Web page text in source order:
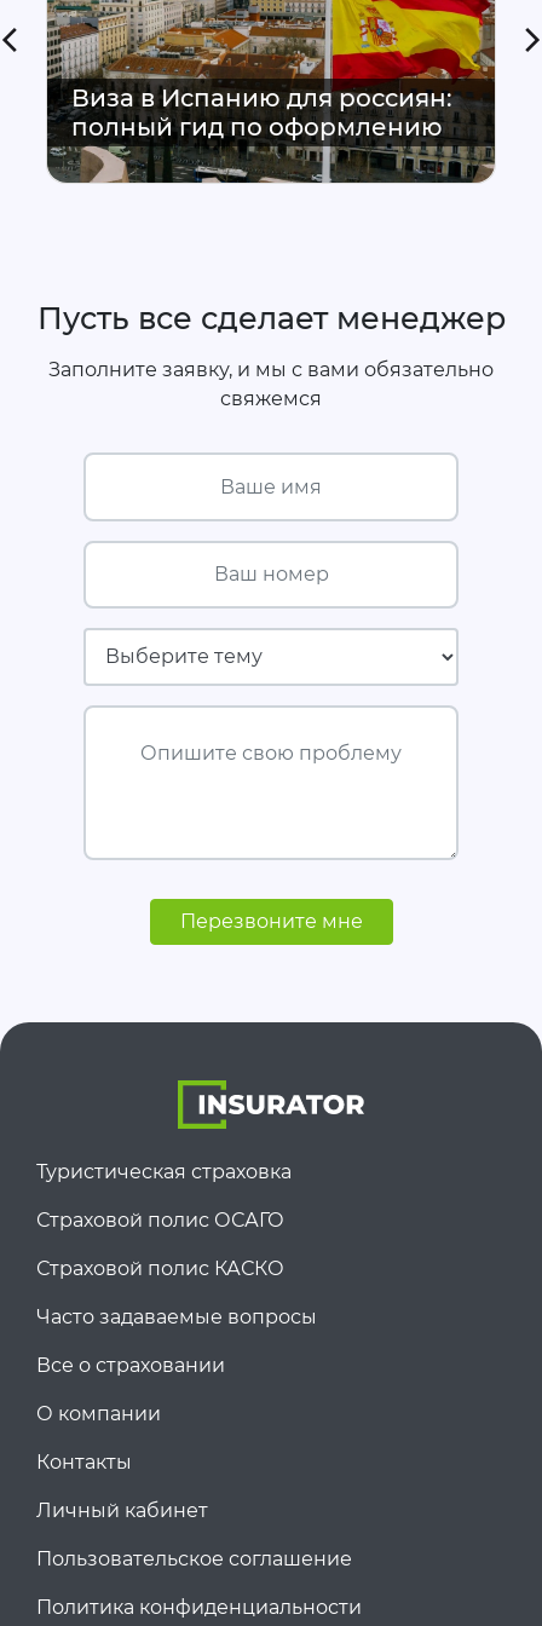
Виза в Испанию для россиян:
полный гид по оформлению
Пусть все сделает менеджер
Заполните заявку, и мы с вами обязательно
свяжемся
Ваше имя
Ваш номер
Страховая компания
Опишите свою проблему
Перезвоните мне
Туристическая страховка
Страховой полис ОСАГО
Страховой полис КАСКО
Часто задаваемые вопросы
Все о страховании
О компании
Контакты
Личный кабинет
Пользовательское соглашение
Политика конфиденциальности